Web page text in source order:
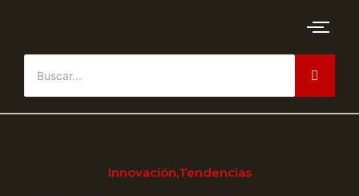
Innovación,Tendencias